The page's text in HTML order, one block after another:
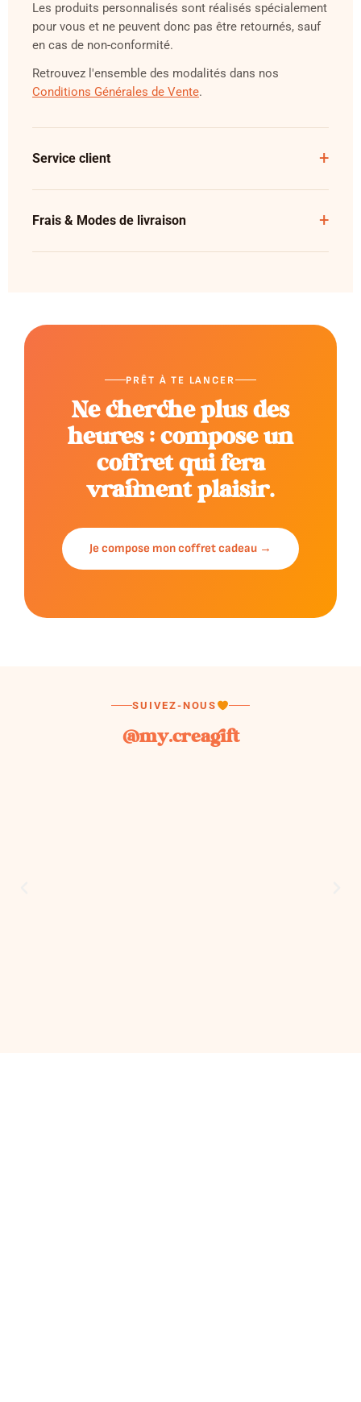
Les produits personnalisés sont réalisés spécialement
pour vous et ne peuvent donc pas être retournés, sauf
en cas de non-conformité.
Retrouvez l'ensemble des modalités dans nos
Conditions Générales de Vente.
Service client
Frais & Modes de livraison
PRÊT À TE LANCER
Ne cherche plus des
heures : compose un
coffret qui fera
vraiment plaisir.
Je compose mon coffret cadeau →
SUIVEZ-NOUS
@my.creagift